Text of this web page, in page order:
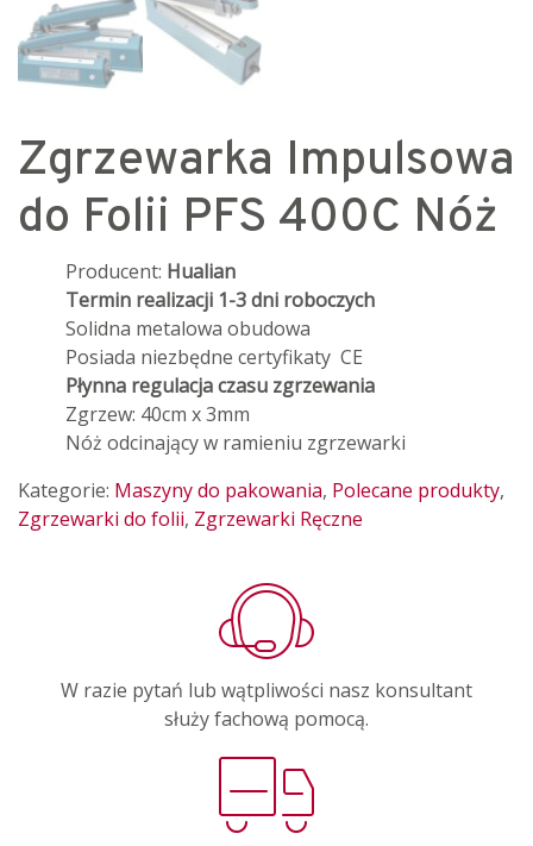
Zgrzewarka Impulsowa
do Folii PFS 400C Nóż
Producent: Hualian
Termin realizacji 1-3 dni roboczych
Solidna metalowa obudowa
Posiada niezbędne certyfikaty CE
Płynna regulacja czasu zgrzewania
Zgrzew: 40cm x 3mm
Nóż odcinający w ramieniu zgrzewarki
Kategorie: Maszyny do pakowania, Polecane produkty,
Zgrzewarki do folii, Zgrzewarki Ręczne
W razie pytań lub wątpliwości nasz konsultant
służy fachową pomocą.